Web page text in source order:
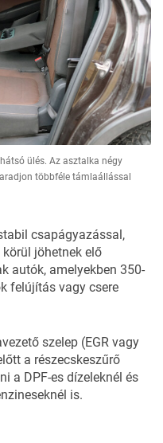
ülés. Az asztalka négy
többféle támlaállással
csapágyazással,
jöhetnek elő
autók, amelyekben 350-
felújítás vagy csere
szelep (EGR vagy
a részecskeszűrő
a DPF-es dízeleknél és
is.